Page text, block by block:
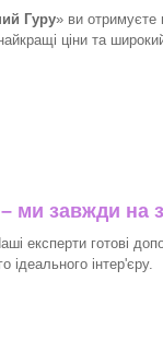
Гуру» ви отримуєте
ціни та
– ми завжди на
експерти готові
ідеального інтер'єру.​